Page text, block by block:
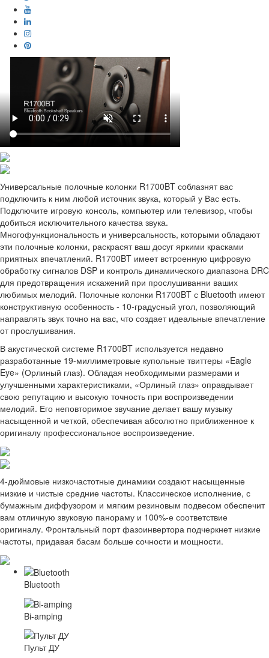
Универсальные полочные колонки R1700BT соблазнят вас
подключить к ним любой источник звука, который у Вас есть.
Подключите игровую консоль, компьютер или телевизор, чтобы
добиться исключительного качества звука.
Многофункциональность и универсальность, которыми обладают
эти полочные колонки, раскрасят ваш досуг яркими красками
приятных впечатлений. R1700BT имеет встроенную цифровую
обработку сигналов DSP и контроль динамического диапазона DRC
для предотвращения искажений при прослушиванни ваших
любимых мелодий. Полочные колонки R1700BT с Bluetooth имеют
конструктивную особенность - 10-градусный угол, позволяющий
направлять звук точно на вас, что создает идеальные впечатление
от прослушивания.
В акустической системе R1700BT используется недавно
разработанные 19-миллиметровые купольные твиттеры «Eagle
Eye» (Орлиный глаз). Обладая необходимыми размерами и
улучшенными характеристиками, «Орлиный глаз» оправдывает
свою репутацию и высокую точность при воспроизведении
мелодий. Его неповторимое звучание делает вашу музыку
насыщенной и четкой, обеспечивая абсолютно приближенное к
оригиналу профессиональное воспроизведение.
4-дюймовые низкочастотные динамики создают насыщенные
низкие и чистые средние частоты. Классическое исполнение, с
бумажным диффузором и мягким резиновым подвесом обеспечит
вам отличную звуковую панораму и 100%-е соответствие
оригиналу. Фронтальный порт фазоинвертора подчеркнет низкие
частоты, придавая басам больше сочности и мощности.
Bluetooth
Bi-amping
Пульт ДУ